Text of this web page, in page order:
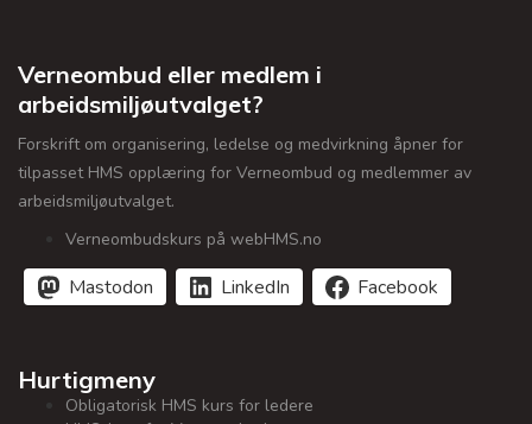
Verneombud eller medlem i
arbeidsmiljøutvalget?
Forskrift om organisering, ledelse og medvirkning åpner for
tilpasset HMS opplæring for Verneombud og medlemmer av
arbeidsmiljøutvalget.
Verneombudskurs på webHMS.no
Mastodon LinkedIn Facebook
Hurtigmeny
Obligatorisk HMS kurs for ledere